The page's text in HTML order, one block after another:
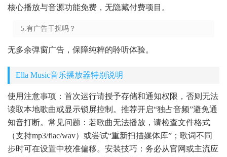
核心播放与音源功能免费，无隐藏付费项目。
5.有广告干扰吗？
无多余弹窗广告，保障纯粹的聆听体验。
Ella Music音乐播放器特别说明
使用注意事项：首次运行请授予存储和通知权限，否则无法
读取本地歌曲或显示锁屏控制。推荐开启“独占音频”避免通
知音打断。常见问题：若歌曲无法播放，请检查文件格式
（支持mp3/flac/wav）或尝试“重新扫描媒体库”；歌词不同
步时可在设置中校准偏移。安装技巧：务必从官网或主流应